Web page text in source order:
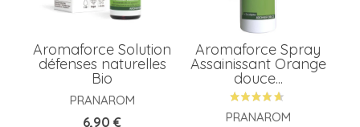
Aromaforce Solution
défenses naturelles
Bio
PRANAROM
Prix
6,90 €
Aromaforce Spray
Assainissant Orange
douce...
PRANAROM